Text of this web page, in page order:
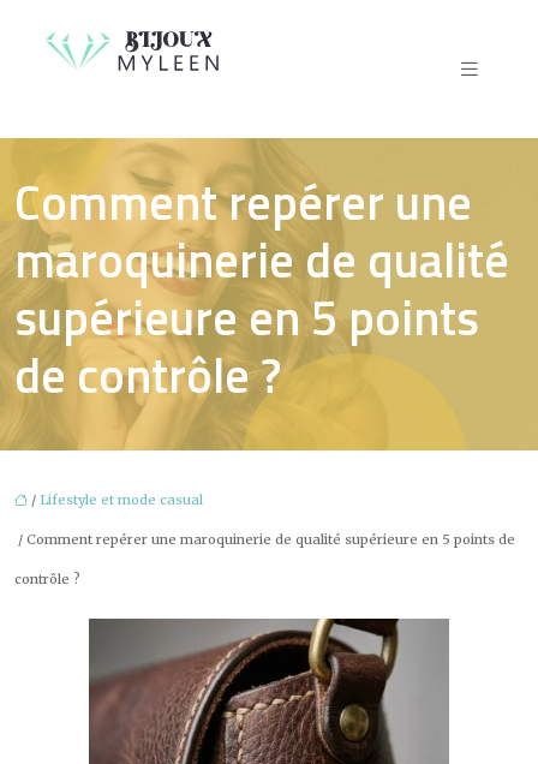
Comment repérer une
maroquinerie de qualité
supérieure en 5 points
de contrôle ?
/ Lifestyle et mode casual
/ Comment repérer une maroquinerie de qualité supérieure en 5 points de
contrôle ?